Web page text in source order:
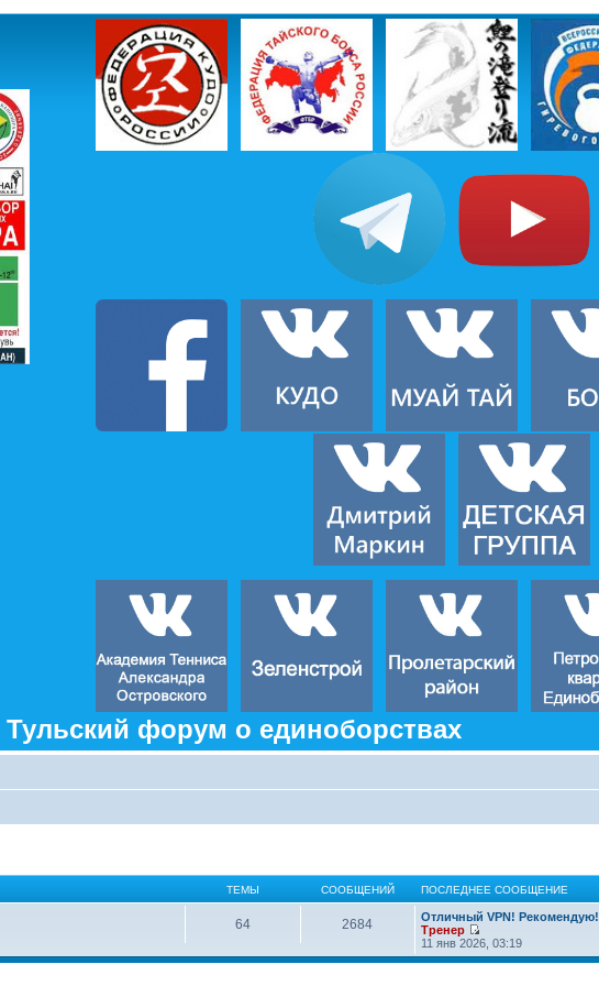
Тульский форум о единоборствах
ТЕМЫ СООБЩЕНИЙ ПОСЛЕДНЕЕ СООБЩЕНИЕ
64 2684
Отличный VPN! Рекомендую!
Тренер
11 янв 2026, 03:19